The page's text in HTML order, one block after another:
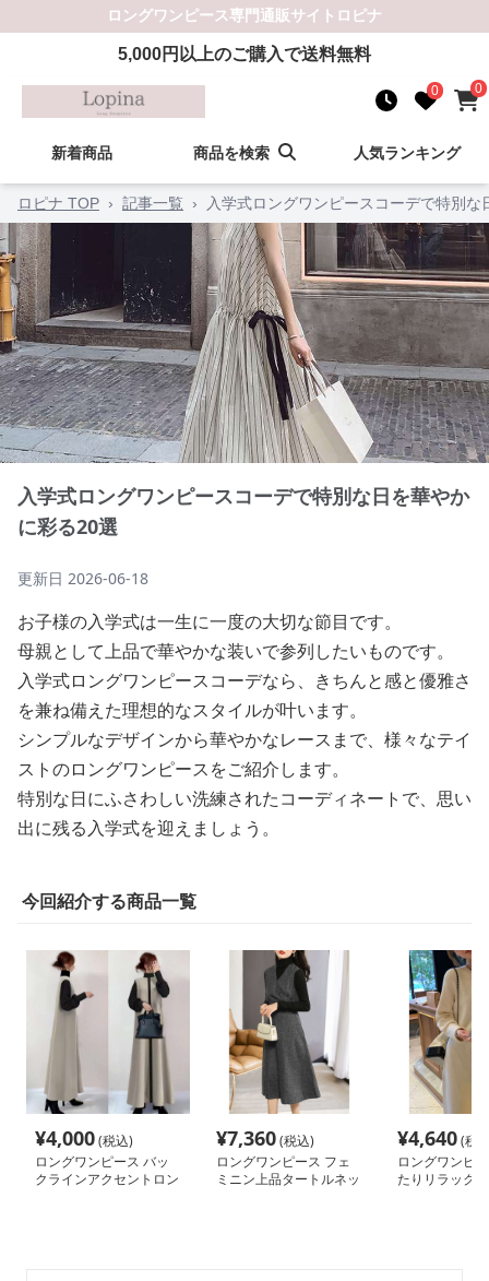
ロングワンピース専門通販サイト ロピナ
5,000円以上のご購入で送料無料
0 0
新着商品 商品を検索 人気ランキング
ロピナ TOP › 記事一覧 › 入学式ロングワンピースコーデで特別
入学式ロングワンピースコーデで特別な日を華やか
に彩る20選
更新日 2026-06-18
お子様の入学式は一生に一度の大切な節目です。
母親として上品で華やかな装いで参列したいものです。
入学式ロングワンピースコーデなら、きちんと感と優雅さ
を兼ね備えた理想的なスタイルが叶います。
シンプルなデザインから華やかなレースまで、様々なテイ
ストのロングワンピースをご紹介します。
特別な日にふさわしい洗練されたコーディネートで、思い
出に残る入学式を迎えましょう。
今回紹介する商品一覧
¥4,000(税込)
ロングワンピース バッ
クラインアクセントロン
¥7,360(税込)
ロングワンピース フェ
ミニン上品タートルネッ
¥4,640(税
ロングワンピ
たりリラック